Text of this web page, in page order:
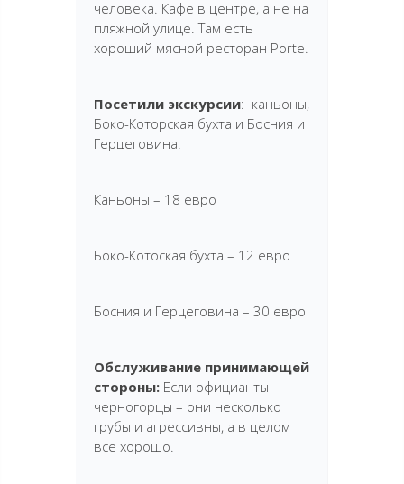
человека. Кафе в центре, а не на
пляжной улице. Там есть
хороший мясной ресторан Porte.
Посетили экскурсии: каньоны,
Боко-Которская бухта и Босния и
Герцеговина.
Каньоны – 18 евро
Боко-Котоская бухта – 12 евро
Босния и Герцеговина – 30 евро
Обслуживание принимающей
стороны: Если официанты
черногорцы – они несколько
грубы и агрессивны, а в целом
все хорошо.